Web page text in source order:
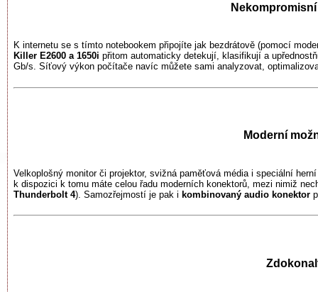
K internetu se s tímto notebookem připojíte jak bezdrátově (pomocí
Killer E2600 a 1650i přitom automaticky detekují, klasifikují a
Gb/s. Síťový výkon počítače navíc můžete sami analyzovat,
Moderní
Velkoplošný monitor či projektor, svižná paměťová média i speciální
k dispozici k tomu máte celou řadu moderních konektorů, mezi nimiž
Thunderbolt 4). Samozřejmostí je pak i kombinovaný audio konektor